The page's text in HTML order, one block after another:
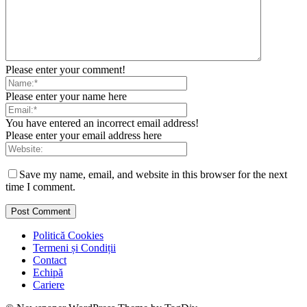
Please enter your comment!
Please enter your name here
You have entered an incorrect email address!
Please enter your email address here
Save my name, email, and website in this browser for the next
time I comment.
Politică Cookies
Termeni și Condiții
Contact
Echipă
Cariere